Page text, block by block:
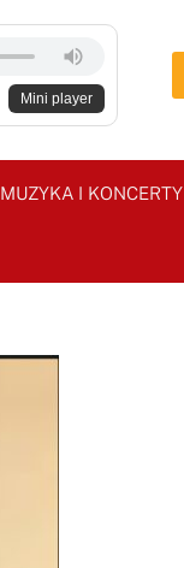
Mini player
MUZYKA I KONCERTY